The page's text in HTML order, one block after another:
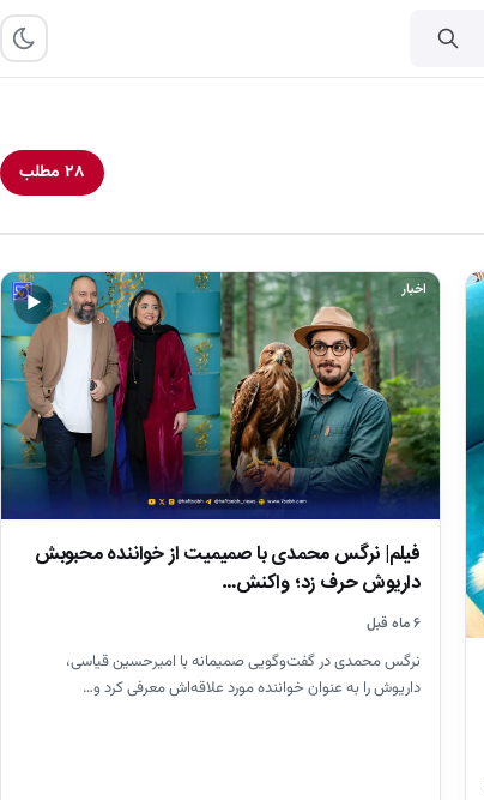
۲۸ مطلب
▶
اخبار
فیلم| نرگس محمدی با صمیمیت از خواننده محبوبش
داریوش حرف زد؛ واکنش…
۶ ماه قبل
نرگس محمدی در گفت‌وگویی صمیمانه با امیرحسین قیاسی،
داریوش را به عنوان خواننده مورد علاقه‌اش معرفی کرد و…